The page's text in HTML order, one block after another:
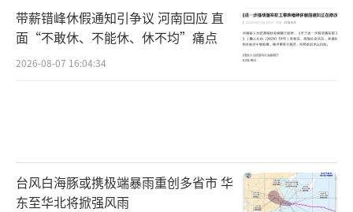
带薪错峰休假通知引争议 河南回应 直
面“不敢休、不能休、休不均”痛点
2026-08-07 16:04:34
台风白海豚或携极端暴雨重创多省市 华
东至华北将掀强风雨